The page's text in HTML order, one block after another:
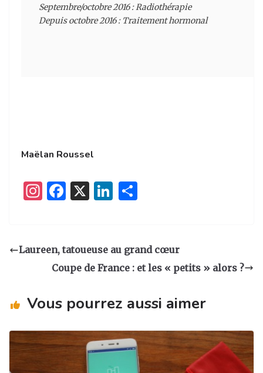
Septembre/octobre 2016 : Radiothérapie
Depuis octobre 2016 : Traitement hormonal
Maëlan Roussel
I
a
g
m
F
e
b
o
X
Li
e
dI
g
er
Laureen, tatoueuse au grand cœur
Coupe de France : et les « petits » alors ?
Vous pourrez aussi aimer